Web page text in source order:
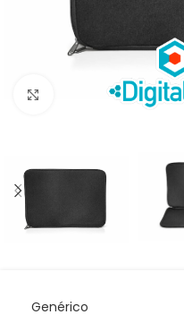
Haga clic para
Genérico